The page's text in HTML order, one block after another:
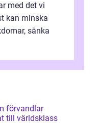
med det vi
kan minska
sänka
förvandlar
till världsklass